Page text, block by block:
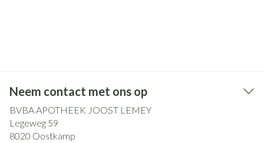
Neem contact met ons op
BVBA APOTHEEK JOOST LEMEY
Legeweg 59
8020 Oostkamp